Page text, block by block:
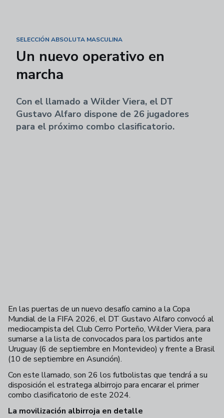
SELECCIÓN ABSOLUTA MASCULINA
Un nuevo operativo en
marcha
Con el llamado a Wilder Viera, el DT
Gustavo Alfaro dispone de 26 jugadores
para el próximo combo clasificatorio.
En las puertas de un nuevo desafío camino a la Copa
Mundial de la FIFA 2026, el DT Gustavo Alfaro convocó al
mediocampista del Club Cerro Porteño, Wilder Viera, para
sumarse a la lista de convocados para los partidos ante
Uruguay (6 de septiembre en Montevideo) y frente a Brasil
(10 de septiembre en Asunción).
Con este llamado, son 26 los futbolistas que tendrá a su
disposición el estratega albirrojo para encarar el primer
combo clasificatorio de este 2024.
La movilización albirroja en detalle